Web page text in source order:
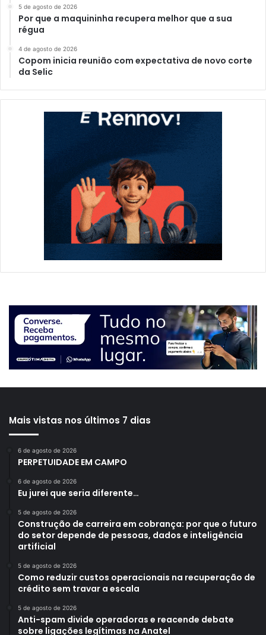
5 de agosto de 2026
Por que a maquininha recupera melhor que a sua
régua
4 de agosto de 2026
Copom inicia reunião com expectativa de novo corte
da Selic
Mais vistas nos últimos 7 dias
6 de agosto de 2026
PERPETUIDADE EM CAMPO
6 de agosto de 2026
Eu jurei que seria diferente…
5 de agosto de 2026
Construção de carreira em cobrança: por que o futuro
do setor depende de pessoas, dados e inteligência
artificial
5 de agosto de 2026
Como reduzir custos operacionais na recuperação de
crédito sem travar a escala
5 de agosto de 2026
Anti-spam divide operadoras e reacende debate
sobre ligações legítimas na Anatel